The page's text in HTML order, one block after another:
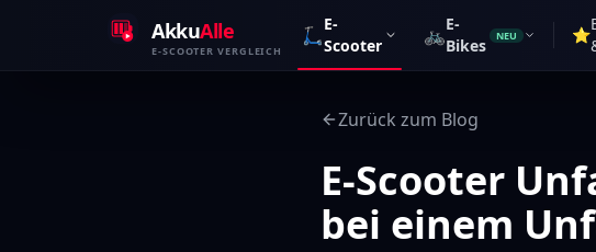
AkkuAlle
E-SCOOTER VERGLEICH
🛴E-
Scooter
🚲E-
Bikes
NEU ⭐
Zurück zum Blog
E-Scooter
bei einem